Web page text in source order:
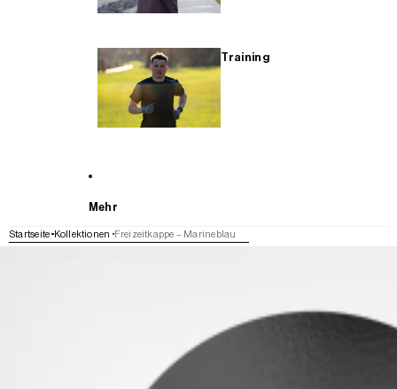
Training
Mehr
Startseite Kollektionen Freizeitkappe – Marineblau
WEITER ZU DEN PRODUKTINFORMATIONEN